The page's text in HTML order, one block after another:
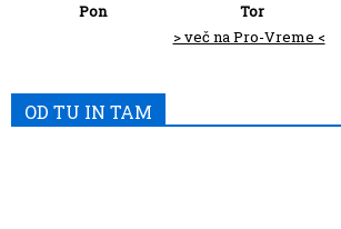
Pon
Tor
> več na Pro-Vreme <
OD TU IN TAM